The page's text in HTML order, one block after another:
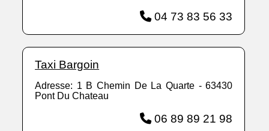
04 73 83 56 33
Taxi Bargoin
Adresse: 1 B Chemin De La Quarte - 63430
Pont Du Chateau
06 89 89 21 98